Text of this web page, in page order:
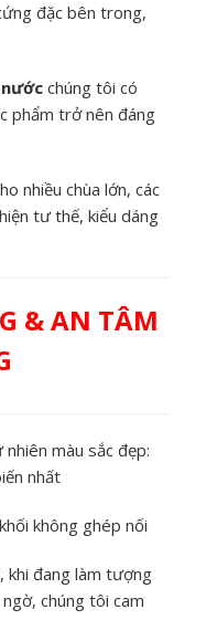
đặc bên trong,
chúng tôi có
phẩm trở nên đáng
nhiều chùa lớn, các
tư thế, kiểu dáng
& AN TÂM
màu sắc đẹp:
nhất
không ghép nối
khi đang làm tượng
chúng tôi cam